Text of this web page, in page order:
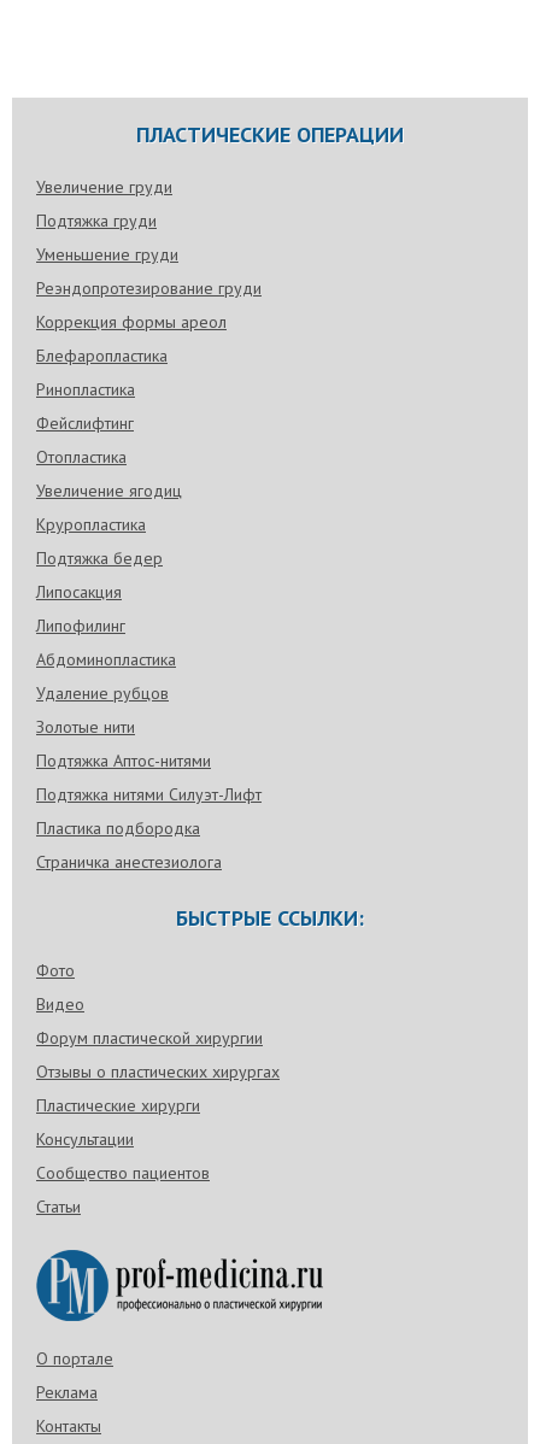
ПЛАСТИЧЕСКИЕ ОПЕРАЦИИ
Увеличение груди
Подтяжка груди
Уменьшение груди
Реэндопротезирование груди
Коррекция формы ареол
Блефаропластика
Ринопластика
Фейслифтинг
Отопластика
Увеличение ягодиц
Круропластика
Подтяжка бедер
Липосакция
Липофилинг
Абдоминопластика
Удаление рубцов
Золотые нити
Подтяжка Аптос-нитями
Подтяжка нитями Силуэт-Лифт
Пластика подбородка
Страничка анестезиолога
БЫСТРЫЕ ССЫЛКИ:
Фото
Видео
Форум пластической хирургии
Отзывы о пластических хирургах
Пластические хирурги
Консультации
Сообщество пациентов
Статьи
О портале
Реклама
Контакты